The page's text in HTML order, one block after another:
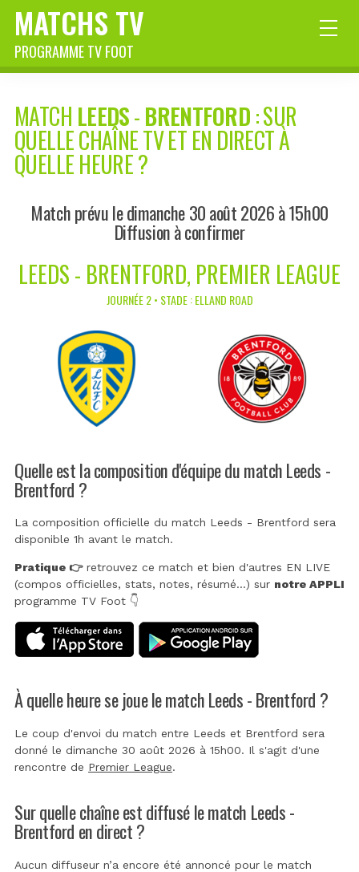
MATCHS TV
PROGRAMME TV FOOT
MATCH LEEDS-BRENTFORD: SUR
QUELLE CHAÎNE TV ET EN DIRECT À
QUELLE HEURE ?
Match prévu le dimanche 30 août 2026 à 15h00
Diffusion à confirmer
LEEDS - BRENTFORD, PREMIER LEAGUE
JOURNÉE 2 • STADE : ELLAND ROAD
Quelle est la composition d'équipe du match Leeds -
Brentford ?
La composition officielle du match Leeds - Brentford sera
disponible 1h avant le match.
Pratique 👉retrouvez ce match et bien d'autres EN LIVE
(compos officielles, stats, notes, résumé...) sur notre APPLI
programme TV Foot 👇
À quelle heure se joue le match Leeds - Brentford ?
Le coup d'envoi du match entre Leeds et Brentford sera
donné le dimanche 30 août 2026 à 15h00. Il s'agit d'une
rencontre de Premier League.
Sur quelle chaîne est diffusé le match Leeds -
Brentford en direct ?
Aucun diffuseur n’a encore été annoncé pour le match